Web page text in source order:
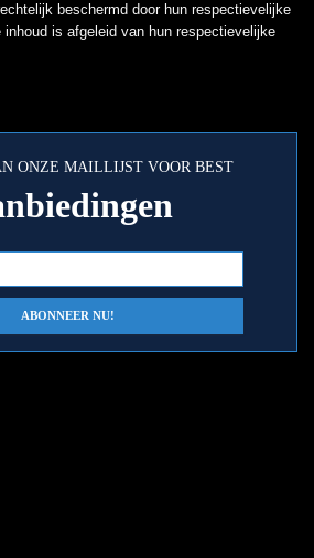
beschermd door hun respectievelijke
inhoud is afgeleid van hun respectievelijke
ONZE MAILLIJST VOOR BEST